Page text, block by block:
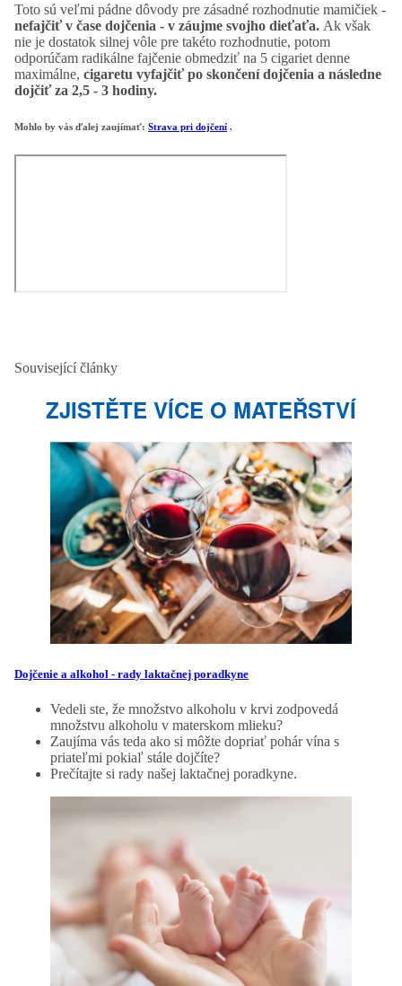
Toto sú veľmi pádne dôvody pre zásadné rozhodnutie mamičiek -
nefajčiť v čase dojčenia - v záujme svojho dieťaťa. Ak však
nie je dostatok silnej vôle pre takéto rozhodnutie, potom
odporúčam radikálne fajčenie obmedziť na 5 cigariet denne
maximálne, cigaretu vyfajčiť po skončení dojčenia a následne
dojčiť za 2,5 - 3 hodiny.
Mohlo by vás ďalej zaujímať: Strava pri dojčení .
Související články
ZJISTĚTE VÍCE O MATEŘSTVÍ
Dojčenie a alkohol - rady laktačnej poradkyne
Vedeli ste, že množstvo alkoholu v krvi zodpovedá
množstvu alkoholu v materskom mlieku?
Zaujíma vás teda ako si môžte dopriať pohár vína s
priateľmi pokiaľ stále dojčíte?
Prečítajte si rady našej laktačnej poradkyne.